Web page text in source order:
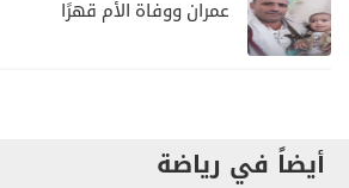
عمران ووفاة الأم قهرًا
أيضاً في رياضة